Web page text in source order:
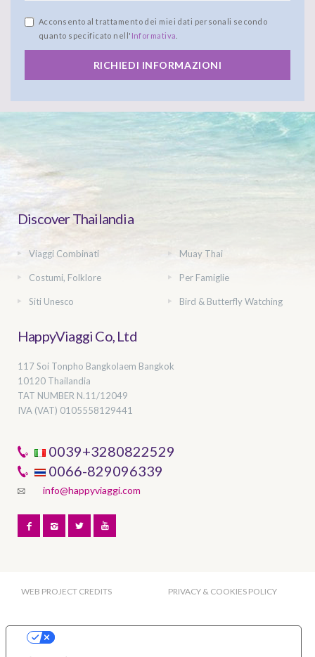
Acconsento al trattamento dei miei dati personali secondo
quanto specificato nell' Informativa
RICHIEDI INFORMAZIONI
Discover Thailandia
Viaggi Combinati Muay Thai
Costumi, Folklore Per Famiglie
Siti Unesco Bird & Butterfly Watching
HappyViaggi Co, Ltd
117 Soi Tonpho Bangkolaem Bangkok
10120 Thailandia
TAT NUMBER N.11/12049
IVA (VAT) 0105558129441
0039+3280822529
0066-829096339
info@happyviaggi.com
WEB PROJECT CREDITS PRIVACY & COOKIES POLICY
Le tue preferenze relative alla privacy